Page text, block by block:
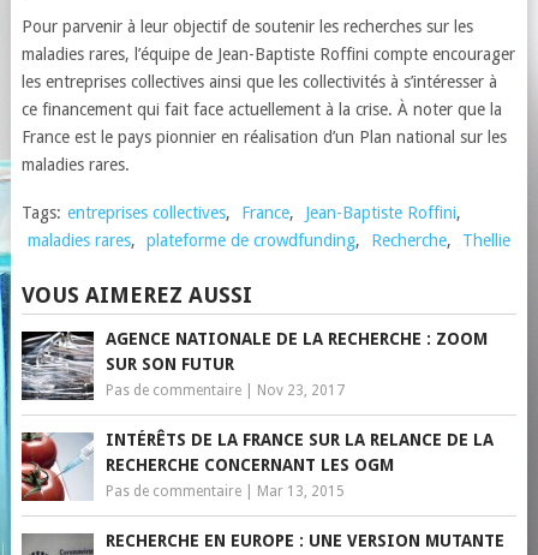
Pour parvenir à leur objectif de soutenir les recherches sur les
maladies rares, l’équipe de Jean-Baptiste Roffini compte encourager
les entreprises collectives ainsi que les collectivités à s’intéresser à
ce financement qui fait face actuellement à la crise. À noter que la
France est le pays pionnier en réalisation d’un Plan national sur les
maladies rares.
Tags: entreprises collectives, France, Jean-Baptiste Roffini,
maladies rares, plateforme de crowdfunding, Recherche, Thellie
VOUS AIMEREZ AUSSI
AGENCE NATIONALE DE LA RECHERCHE : ZOOM
SUR SON FUTUR
Pas de commentaire| Nov 23, 2017
INTÉRÊTS DE LA FRANCE SUR LA RELANCE DE LA
RECHERCHE CONCERNANT LES OGM
Pas de commentaire| Mar 13, 2015
RECHERCHE EN EUROPE : UNE VERSION MUTANTE